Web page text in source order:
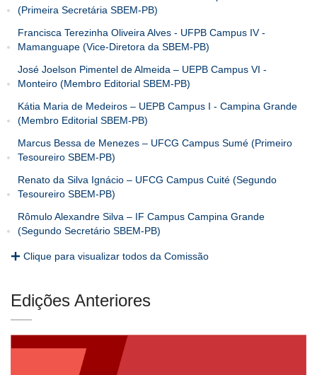
(Primeira Secretária SBEM-PB)
Francisca Terezinha Oliveira Alves - UFPB Campus IV -
Mamanguape (Vice-Diretora da SBEM-PB)
José Joelson Pimentel de Almeida – UEPB Campus VI -
Monteiro (Membro Editorial SBEM-PB)
Kátia Maria de Medeiros – UEPB Campus I - Campina Grande
(Membro Editorial SBEM-PB)
Marcus Bessa de Menezes – UFCG Campus Sumé (Primeiro
Tesoureiro SBEM-PB)
Renato da Silva Ignácio – UFCG Campus Cuité (Segundo
Tesoureiro SBEM-PB)
Rômulo Alexandre Silva – IF Campus Campina Grande
(Segundo Secretário SBEM-PB)
Clique para visualizar todos da Comissão
Edições Anteriores